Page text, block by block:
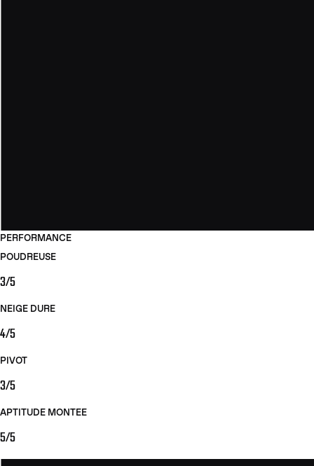
PERFORMANCE
POUDREUSE
3/5
NEIGE DURE
4/5
PIVOT
3/5
APTITUDE MONTEE
5/5